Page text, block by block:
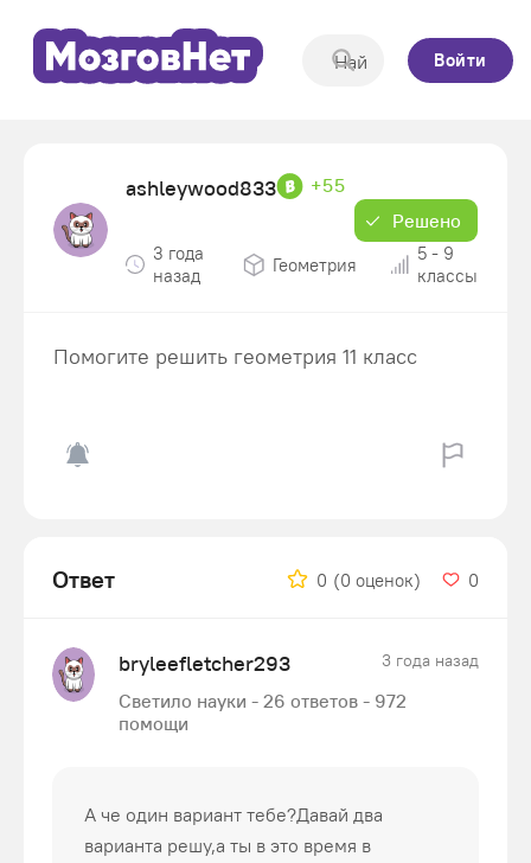
Войти
ashleywood833
+55
Решено
3 года
назад
Геометрия
5 - 9
классы
Помогите решить геометрия 11 класс
Ответ 0 (0 оценок) 0
bryleefletcher293 3 года назад
Светило науки - 26 ответов - 972
помощи
А че один вариант тебе?Давай два
варианта решу,а ты в это время в